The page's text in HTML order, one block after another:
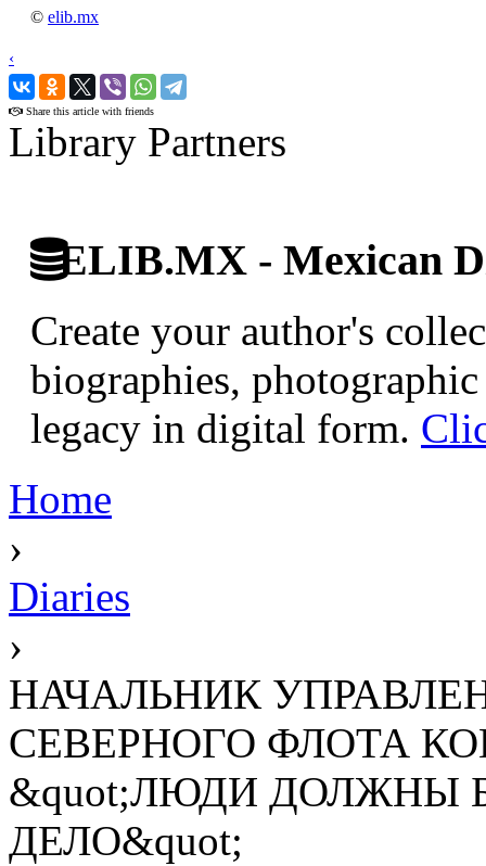
© elib.mx
‹
›
Share this article with friends
Library Partners
ELIB.MX - Mexican
Create your author's
biographies,
legacy in digital form.
Home
›
Diaries
›
НАЧАЛЬНИК
СЕВЕРНОГО ФЛОТА
&quot;ЛЮДИ ДОЛЖНЫ
ДЕЛО&quot;